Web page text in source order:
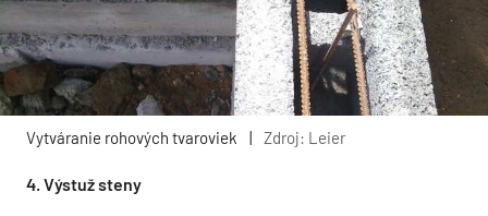
Vytváranie rohových tvaroviek | Zdroj: Leier
4. Výstuž steny